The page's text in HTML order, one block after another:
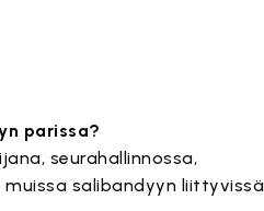
parissa?
seurahallinnossa,
salibandyyn liittyvissä